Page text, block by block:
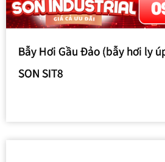
Bẫy Hơi Gầu Đảo (bẫy hơi ly
SON SIT8